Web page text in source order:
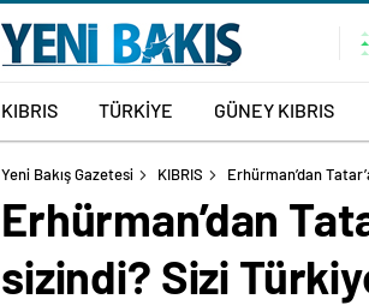
KIBRIS TÜRKİYE GÜNEY KIBRIS
Yeni Bakış Gazetesi KIBRIS Erhürman’dan
Erhürman’dan
sizindi? Sizi